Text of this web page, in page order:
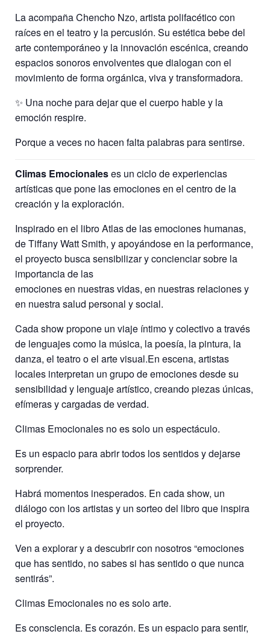
La acompaña Chencho Nzo, artista polifacético con
raíces en el teatro y la percusión. Su estética bebe del
arte contemporáneo y la innovación escénica, creando
espacios sonoros envolventes que dialogan con el
movimiento de forma orgánica, viva y transformadora.
✨ Una noche para dejar que el cuerpo hable y la
emoción respire.
Porque a veces no hacen falta palabras para sentirse.
Climas Emocionaleses un ciclo de experiencias
artísticas que pone las emociones en el centro de la
creación y la exploración.
Inspirado en el libro Atlas de las emociones humanas,
de Tiffany Watt Smith, y apoyándose en la performance,
el proyecto busca sensibilizar y concienciar sobre la
importancia de las
emociones en nuestras vidas, en nuestras relaciones y
en nuestra salud personal y social.
Cada show propone un viaje íntimo y colectivo a través
de lenguajes como la música, la poesía, la pintura, la
danza, el teatro o el arte visual.En escena, artistas
locales interpretan un grupo de emociones desde su
sensibilidad y lenguaje artístico, creando piezas únicas,
efímeras y cargadas de verdad.
Climas Emocionales no es solo un espectáculo.
Es un espacio para abrir todos los sentidos y dejarse
sorprender.
Habrá momentos inesperados. En cada show, un
diálogo con los artistas y un sorteo del libro que inspira
el proyecto.
Ven a explorar y a descubrir con nosotros “emociones
que has sentido, no sabes si has sentido o que nunca
sentirás”.
Climas Emocionales no es solo arte.
Es consciencia. Es corazón. Es un espacio para sentir,